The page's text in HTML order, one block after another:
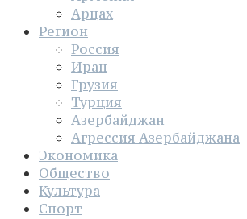
Арцах
Регион
Россия
Иран
Грузия
Турция
Азербайджан
Агрессия Азербайджана
Экономика
Общество
Культура
Спорт